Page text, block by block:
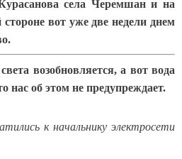
села Черемшан и на
вот уже две недели днем
возобновляется, а вот вода
нас об этом не предупреждает.
к начальнику электросети